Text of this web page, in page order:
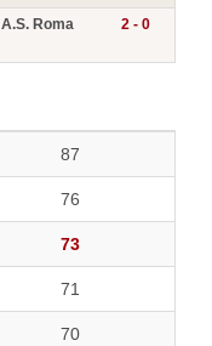
A.S. Roma 2 - 0
87
76
73
71
70